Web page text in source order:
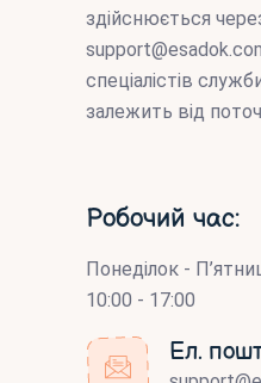
здійснюється
спеціалістів
залежить від
Робочий час:
Понеділок -
10:00 - 17:00
Ел.